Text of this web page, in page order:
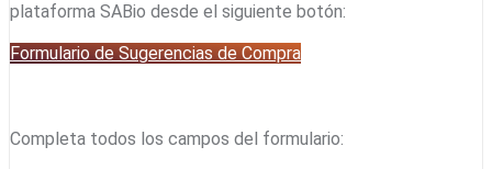
plataforma SABio desde el siguiente botón:
Formulario de Sugerencias de Compra
Completa todos los campos del formulario: